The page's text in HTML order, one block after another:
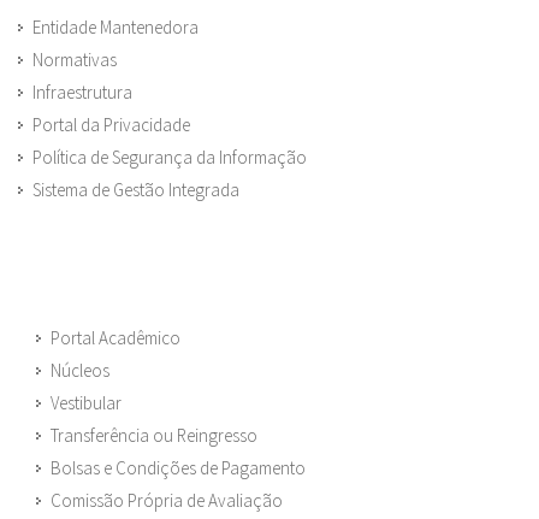
Entidade Mantenedora
Normativas
Infraestrutura
Portal da Privacidade
Política de Segurança da Informação
Sistema de Gestão Integrada
Portal Acadêmico
Núcleos
Vestibular
Transferência ou Reingresso
Bolsas e Condições de Pagamento
Comissão Própria de Avaliação